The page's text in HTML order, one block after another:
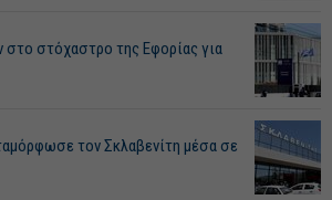
στο στόχαστρο της Εφορίας για
τον Σκλαβενίτη μέσα σε